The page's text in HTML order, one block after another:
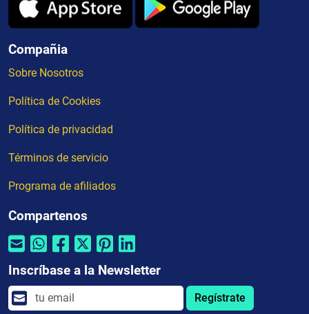
Compañia
Sobre Nosotros
Política de Cookies
Política de privacidad
Términos de servicio
Programa de afiliados
Compartenos
Inscríbase a la Newsletter
Regístrate